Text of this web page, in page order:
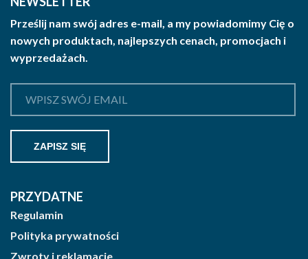
na
stronie
Prześlij nam swój adres e-mail, a my powiadomimy Cię o
nowych produktach, najlepszych cenach, promocjach i
wyprzedażach.
PRZYDATNE
Regulamin
Polityka prywatności
Zwroty i reklamacje